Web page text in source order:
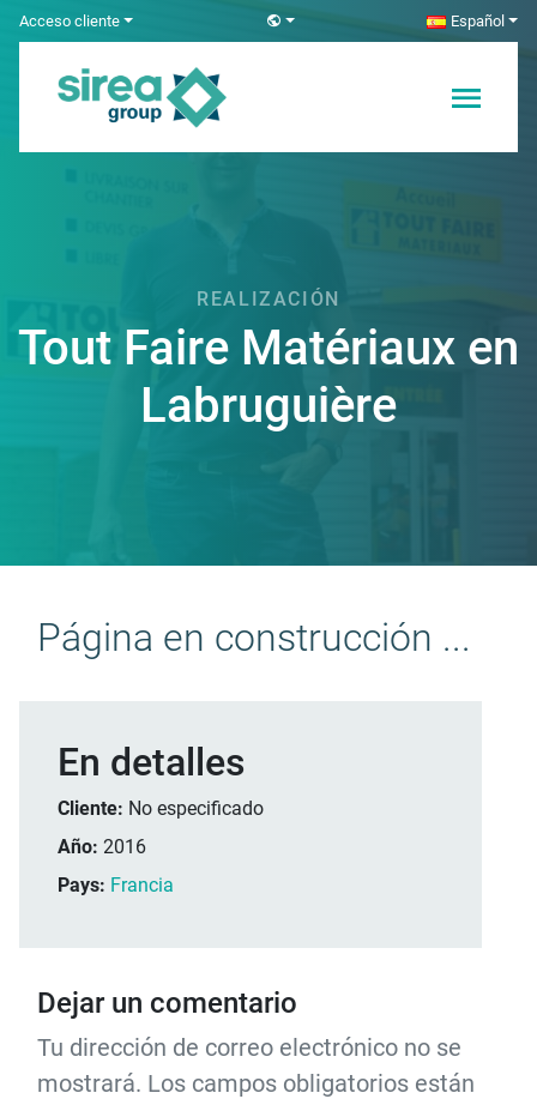
SkipAcceso cliente Español
Soluciones en
Electricidad y
REALIZACIÓN
Tout Faire Matériaux en
Labruguière
Página en construcción ...
En detalles
Cliente: No especificado
Año: 2016
Pays: Francia
Dejar un comentario
Tu dirección de correo electrónico no se
mostrará. Los campos obligatorios están